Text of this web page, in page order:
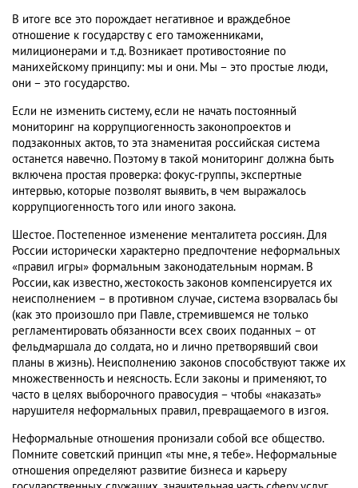
В итоге все это порождает негативное и враждебное
отношение к государству с его таможенниками,
милиционерами и т.д. Возникает противостояние по
манихейскому принципу: мы и они. Мы – это простые люди,
они – это государство.
Если не изменить систему, если не начать постоянный
мониторинг на коррупциогенность законопроектов и
подзаконных актов, то эта знаменитая российская система
останется навечно. Поэтому в такой мониторинг должна быть
включена простая проверка: фокус-группы, экспертные
интервью, которые позволят выявить, в чем выражалось
коррупциогенность того или иного закона.
Шестое. Постепенное изменение менталитета россиян. Для
России исторически характерно предпочтение неформальных
«правил игры» формальным законодательным нормам. В
России, как известно, жестокость законов компенсируется их
неисполнением – в противном случае, система взорвалась бы
(как это произошло при Павле, стремившемся не только
регламентировать обязанности всех своих поданных – от
фельдмаршала до солдата, но и лично претворявший свои
планы в жизнь). Неисполнению законов способствуют также их
множественность и неясность. Если законы и применяют, то
часто в целях выборочного правосудия – чтобы «наказать»
нарушителя неформальных правил, превращаемого в изгоя.
Неформальные отношения пронизали собой все общество.
Помните советский принцип «ты мне, я тебе». Неформальные
отношения определяют развитие бизнеса и карьеру